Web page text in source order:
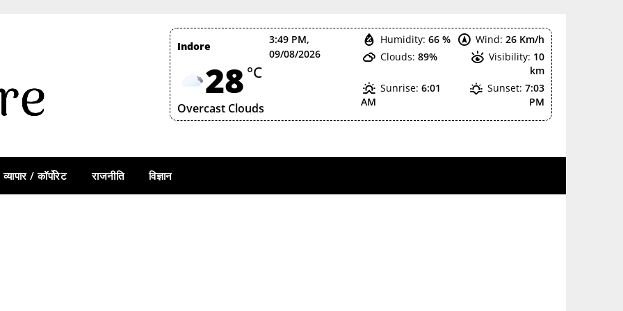
Indore
3:49 PM,
09/08/2026
28 °C
Overcast Clouds
Humidity: 66 % Wind: 26 Km/h
Clouds: 89% Visibility: 10
km
Sunrise: 6:01
AM
Sunset: 7:03
PM
व्यापार / कॉर्पोरेट राजनीति विज्ञान